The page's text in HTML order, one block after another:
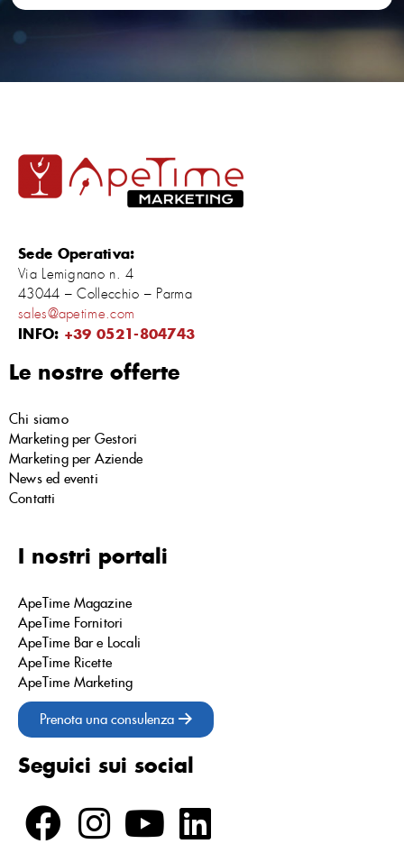
Sede Operativa:
Via Lemignano n. 4
43044 – Collecchio – Parma
sales@apetime.com
INFO: +39 0521-804743
Le nostre offerte
Chi siamo
Marketing per Gestori
Marketing per Aziende
News ed eventi
Contatti
I nostri portali
ApeTime Magazine
ApeTime Fornitori
ApeTime Bar e Locali
ApeTime Ricette
ApeTime Marketing
Prenota una consulenza
Seguici sui social